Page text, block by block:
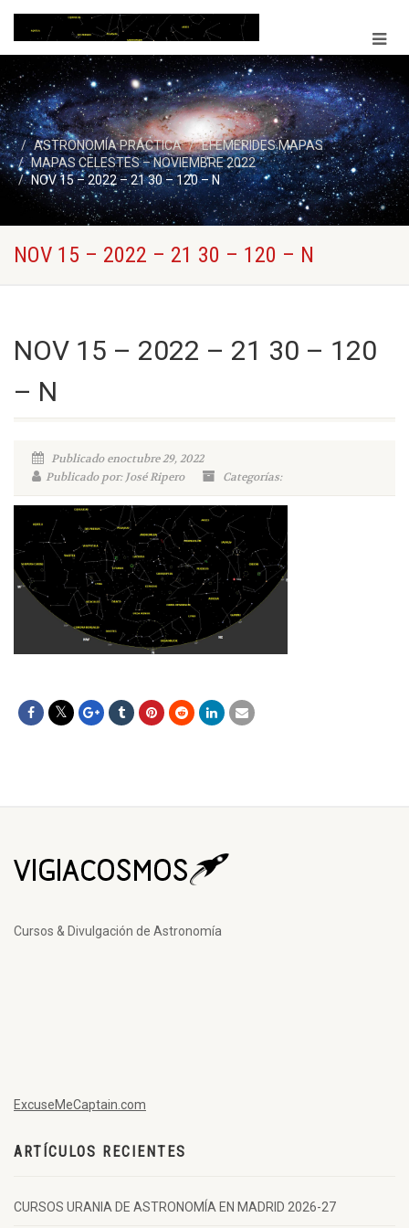
ASTRONOMÍA PRÁCTICA
EFEMERIDES MAPAS
MAPAS CELESTES – NOVIEMBRE 2022
NOV 15 – 2022 – 21 30 – 120 – N
NOV 15 – 2022 – 21 30 – 120 – N
NOV 15 – 2022 – 21 30 – 120
– N
Publicado enoctubre 29, 2022
Publicado por: José Ripero
Categorías:
Cursos & Divulgación de Astronomía
ExcuseMeCaptain.com
ARTÍCULOS RECIENTES
CURSOS URANIA DE ASTRONOMÍA EN MADRID 2026-27